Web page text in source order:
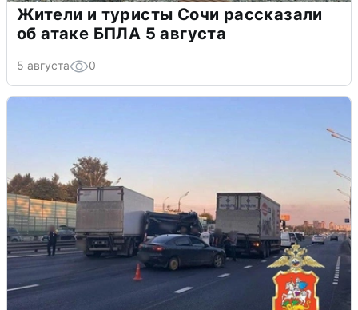
Жители и туристы Сочи рассказали
об атаке БПЛА 5 августа
5 августа 0